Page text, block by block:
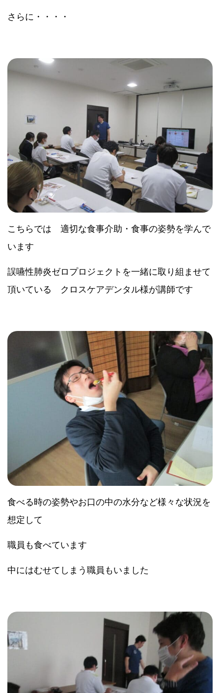
さらに・・・・
こちらでは 適切な食事介助・食事の姿勢を学んで
います
誤嚥性肺炎ゼロプロジェクトを一緒に取り組ませて
頂いている クロスケアデンタル様が講師です
食べる時の姿勢やお口の中の水分など様々な状況を
想定して
職員も食べています
中にはむせてしまう職員もいました